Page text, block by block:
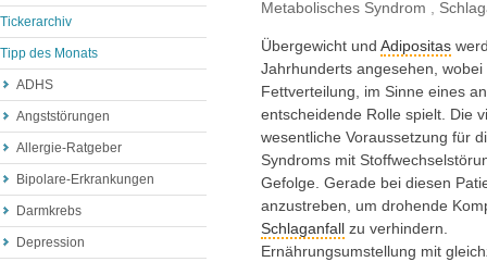
Tickerarchiv
Tipp des Monats
ADHS
Angststörungen
Allergie-Ratgeber
Bipolare-Erkrankungen
Darmkrebs
Depression
Metabolisches Syndrom
Übergewicht und Adipositas
Jahrhunderts angesehen,
Fettverteilung, im Sinne eines
entscheidende Rolle spielt. Die
wesentliche Voraussetzung für
Syndroms mit
Gefolge. Gerade bei diesen
anzustreben, um drohende
Schlaganfall zu verhindern.
Ernährungsumstellung mit